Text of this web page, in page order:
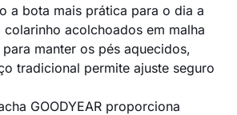
a bota mais prática para o dia a
acolchoados em malha
manter os pés aquecidos,
tradicional permite ajuste seguro
GOODYEAR proporciona